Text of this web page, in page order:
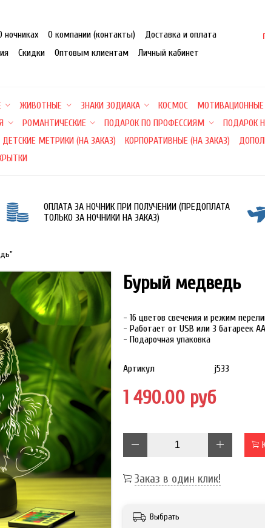
ночниках О компании (контакты)
Доставка и оплата
Скидки Оптовым клиентам Личный кабинет
ЖИВОТНЫЕ ЗНАКИ ЗОДИАКА КОСМОС МОТИВАЦИОННЫЕ
РОМАНТИЧЕСКИЕ ПОДАРОК ПО ПРОФЕССИЯМ ПОДАРОК
ДЕТСКИЕ МЕТРИКИ (НА ЗАКАЗ) КОРПОРАТИВНЫЕ (НА ЗАКАЗ)
ОПЛАТА ЗА НОЧНИК ПРИ ПОЛУЧЕНИИ (ПРЕДОПЛАТА
ТОЛЬКО ЗА НОЧНИКИ НА ЗАКАЗ)
Бурый медведь
- 16 цветов свечения и режим
- Работает от USB или 3 батареек АА
- Подарочная упаковка
Артикул j533
1 490.00 руб
Заказ в один клик!
Выбрать